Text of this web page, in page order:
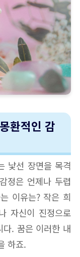
환적인 감
낯선 장면을 목격
정은 언제나 두렵
이유는? 작은 희
자신이 진정으로
다. 꿈은 이러한 내
하죠.